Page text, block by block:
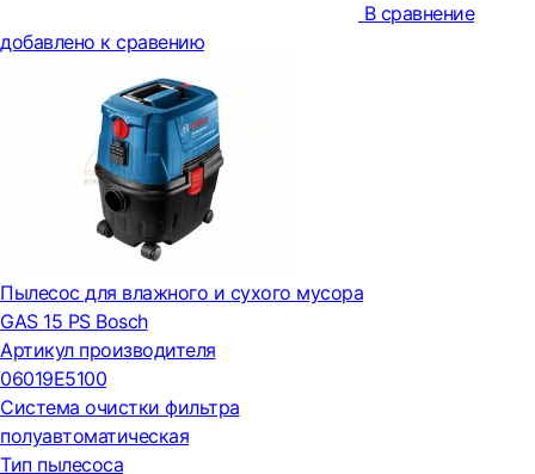
В сравнение
добавлено к сравению
Пылесос для влажного и сухого мусора
GAS 15 PS Bosch
Артикул производителя
06019E5100
Система очистки фильтра
полуавтоматическая
Тип пылесоса